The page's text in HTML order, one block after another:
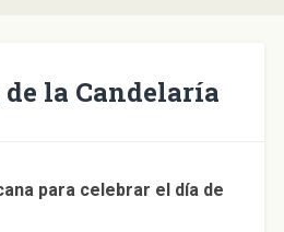
la Candelaría
para celebrar el día de